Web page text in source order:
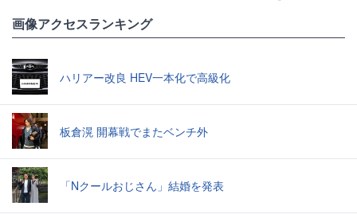
画像アクセスランキング
ハリアー改良 HEV一本化で高級化
板倉滉 開幕戦でまたベンチ外
「Nクールおじさん」結婚を発表